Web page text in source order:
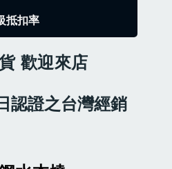
抵扣率
歡迎來店
認證之台灣經銷